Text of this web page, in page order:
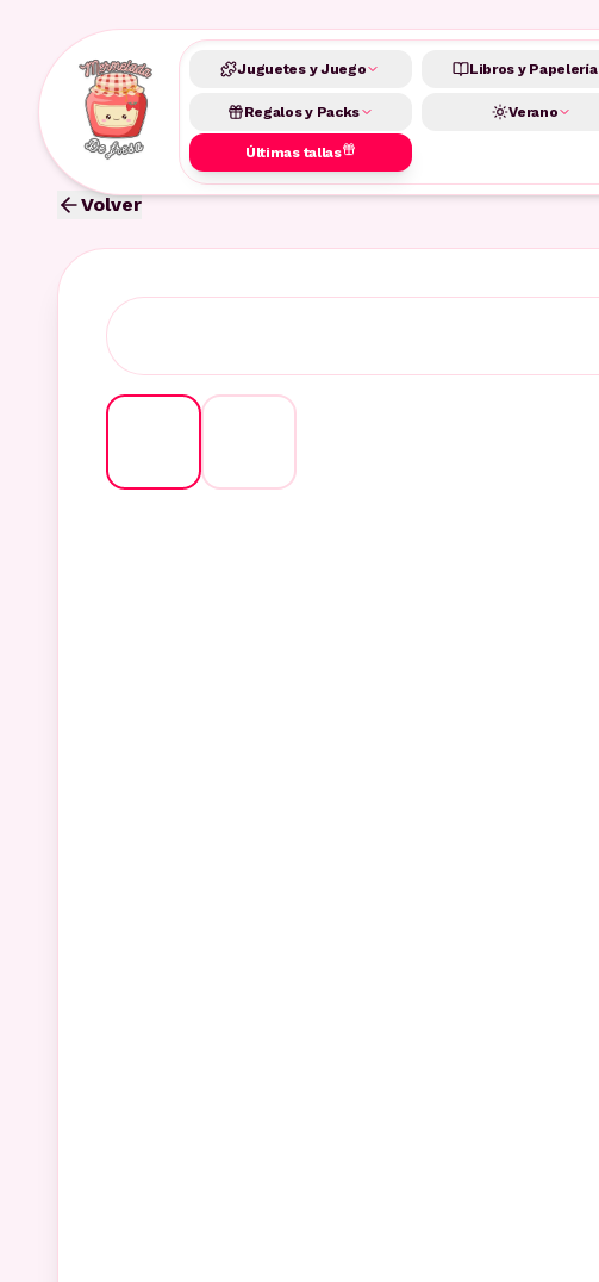
Juguetes y Juego Libros y Papelería
Regalos y Packs Verano
Últimas tallas
Volver